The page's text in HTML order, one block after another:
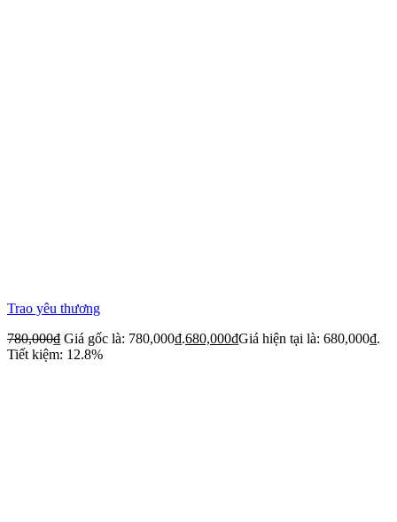
Trao yêu thương
780,000₫ Giá gốc là: 780,000₫.680,000₫Giá hiện tại là: 680,000₫.
Tiết kiệm: 12.8%